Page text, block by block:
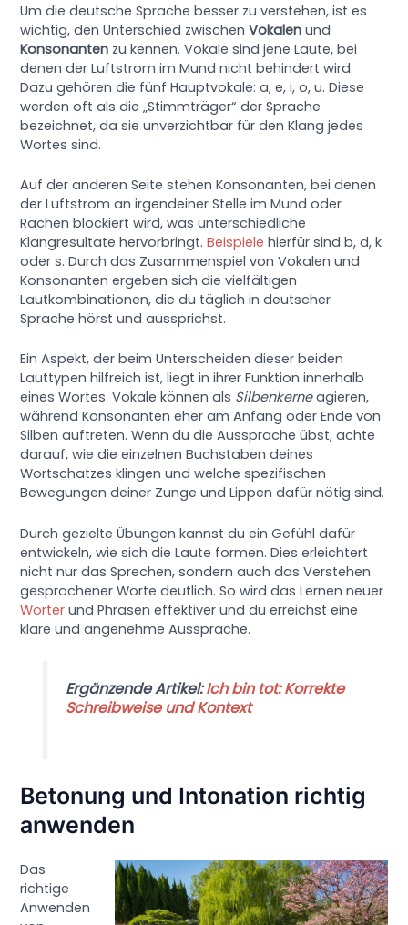
Um die deutsche Sprache besser zu verstehen, ist es
wichtig, den Unterschied zwischenVokalen und
Konsonanten zu kennen. Vokale sind jene Laute, bei
denen der Luftstrom im Mund nicht behindert wird.
Dazu gehören die fünf Hauptvokale: a, e, i, o, u. Diese
werden oft als die „Stimmträger“ der Sprache
bezeichnet, da sie unverzichtbar für den Klang jedes
Wortes sind.
Auf der anderen Seite stehen Konsonanten, bei denen
der Luftstrom an irgendeiner Stelle im Mund oder
Rachen blockiert wird, was unterschiedliche
Klangresultate hervorbringt.Beispiele hierfür sind b, d, k
oder s. Durch das Zusammenspiel von Vokalen und
Konsonanten ergeben sich die vielfältigen
Lautkombinationen, die du täglich in deutscher
Sprache hörst und aussprichst.
Ein Aspekt, der beim Unterscheiden dieser beiden
Lauttypen hilfreich ist, liegt in ihrer Funktion innerhalb
eines Wortes. Vokale können als Silbenkerneagieren,
während Konsonanten eher am Anfang oder Ende von
Silben auftreten. Wenn du die Aussprache übst, achte
darauf, wie die einzelnen Buchstaben deines
Wortschatzes klingen und welche spezifischen
Bewegungen deiner Zunge und Lippen dafür nötig sind.
Durch gezielte Übungen kannst du ein Gefühl dafür
entwickeln, wie sich die Laute formen. Dies erleichtert
nicht nur das Sprechen, sondern auch das Verstehen
gesprochener Worte deutlich. So wird das Lernen neuer
Wörter und Phrasen effektiver und du erreichst eine
klare und angenehme Aussprache.
Ergänzende Artikel:Ich bin tot: Korrekte
Schreibweise und Kontext
Betonung und Intonation richtig
anwenden
Das
richtige
Anwenden